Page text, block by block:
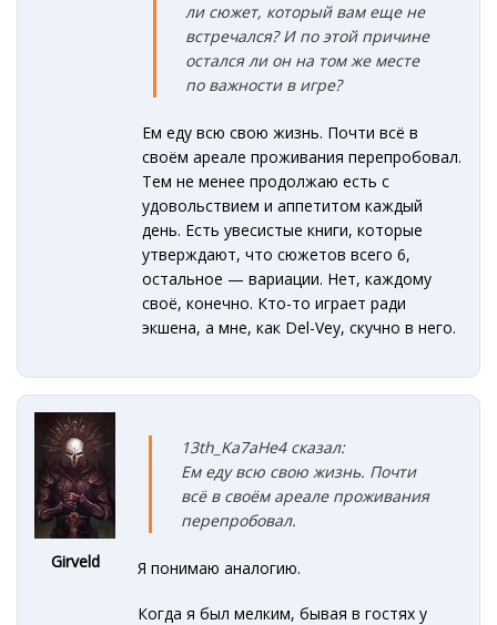
ли сюжет, который вам еще не
встречался? И по этой причине
остался ли он на том же месте
по важности в игре?
Ем еду всю свою жизнь. Почти всё в
своём ареале проживания перепробовал.
Тем не менее продолжаю есть с
удовольствием и аппетитом каждый
день. Есть увесистые книги, которые
утверждают, что сюжетов всего 6,
остальное — вариации. Нет, каждому
своё, конечно. Кто-то играет ради
экшена, а мне, как Del-Vey, скучно в него.
Girveld
13th_Ka7aHe4 сказал:
Ем еду всю свою жизнь. Почти
всё в своём ареале проживания
перепробовал.
Я понимаю аналогию.
Когда я был мелким, бывая в гостях у